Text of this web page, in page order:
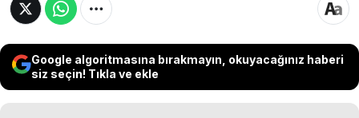
Google algoritmasına bırakmayın, okuyacağınız haberi
siz seçin! Tıkla ve ekle